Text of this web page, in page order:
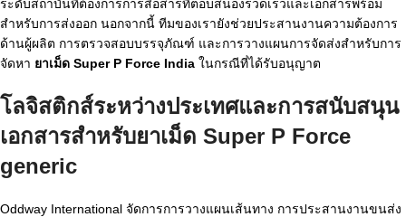
ระดับสถาบันที่ต้องการการสื่อสารที่ตอบสนองรวดเร็วและเอกสารพร้อม
สำหรับการส่งออก นอกจากนี้ ทีมของเรายังช่วยประสานงานความต้องการ
ด้านผู้ผลิต การตรวจสอบบรรจุภัณฑ์ และการวางแผนการจัดส่งสำหรับการ
จัดหา ยาเม็ด Super P Force India ในกรณีที่ได้รับอนุญาต
โลจิสติกส์ระหว่างประเทศและการสนับสนุน
เอกสารสำหรับยาเม็ด Super P Force
generic
Oddway International จัดการการวางแผนเส้นทาง การประสานงานขนส่ง